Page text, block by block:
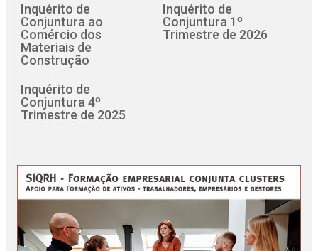
Inquérito de
Conjuntura ao
Comércio dos
Materiais de
Construção
Inquérito de
Conjuntura 1º
Trimestre de 2026
Inquérito de
Conjuntura 4º
Trimestre de 2025